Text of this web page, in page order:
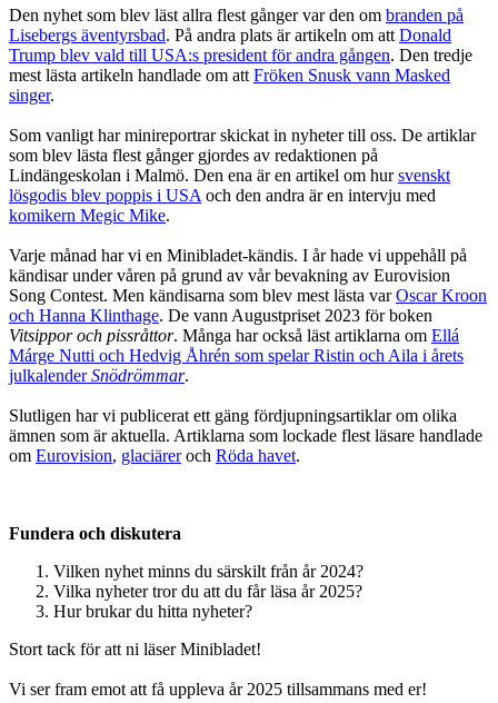
Den nyhet som blev läst allra flest gånger var den om branden på
Lisebergs äventyrsbad. På andra plats är artikeln om att Donald
Trump blev vald till USA:s president för andra gången. Den tredje
mest lästa artikeln handlade om att Fröken Snusk vann Masked
singer.
Som vanligt har minireportrar skickat in nyheter till oss. De artiklar
som blev lästa flest gånger gjordes av redaktionen på
Lindängeskolan i Malmö. Den ena är en artikel om hursvenskt
lösgodis blev poppis i USA och den andra är en intervju med
komikern Megic Mike.
Varje månad har vi en Minibladet-kändis. I år hade vi uppehåll på
kändisar under våren på grund av vår bevakning av Eurovision
Song Contest. Men kändisarna som blev mest lästa varOscar Kroon
och Hanna Klinthage. De vann Augustpriset 2023 för boken
Vitsippor och pissråttor. Många har också läst artiklarna om Ellá
Márge Nutti och Hedvig Åhrén som spelar Ristin och Aila i årets
julkalenderSnödrömmar.
Slutligen har vi publicerat ett gäng fördjupningsartiklar om olika
ämnen som är aktuella. Artiklarna som lockade flest läsare handlade
om Eurovision, glaciäreroch Röda havet.
Fundera och diskutera
Vilken nyhet minns du särskilt från år 2024?
Vilka nyheter tror du att du får läsa år 2025?
Hur brukar du hitta nyheter?
Stort tack för att ni läser Minibladet!
Vi ser fram emot att få uppleva år 2025 tillsammans med er!